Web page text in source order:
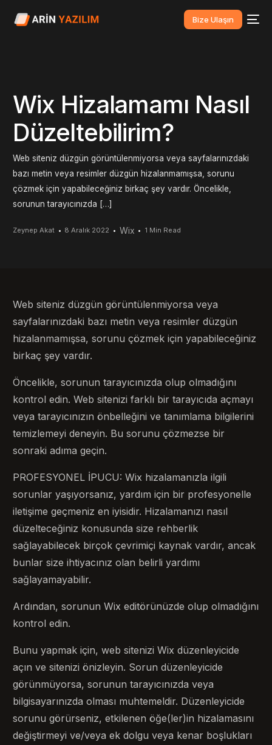
Bize Ulaşın
Wix Hizalamamı Nasıl
Düzeltebilirim?
Web siteniz düzgün görüntülenmiyorsa veya sayfalarınızdaki
bazı metin veya resimler düzgün hizalanmamışsa, sorunu
çözmek için yapabileceğiniz birkaç şey vardır. Öncelikle,
sorunun tarayıcınızda […]
Zeynep Akat 8 Aralık 2022 Wix 1 Min Read
Web siteniz düzgün görüntülenmiyorsa veya
sayfalarınızdaki bazı metin veya resimler düzgün
hizalanmamışsa, sorunu çözmek için yapabileceğiniz
birkaç şey vardır.
Öncelikle, sorunun tarayıcınızda olup olmadığını
kontrol edin. Web sitenizi farklı bir tarayıcıda açmayı
veya tarayıcınızın önbelleğini ve tanımlama bilgilerini
temizlemeyi deneyin. Bu sorunu çözmezse bir
sonraki adıma geçin.
PROFESYONEL İPUCU: Wix hizalamanızla ilgili
sorunlar yaşıyorsanız, yardım için bir profesyonelle
iletişime geçmeniz en iyisidir. Hizalamanızı nasıl
düzelteceğiniz konusunda size rehberlik
sağlayabilecek birçok çevrimiçi kaynak vardır, ancak
bunlar size ihtiyacınız olan belirli yardımı
sağlayamayabilir.
Ardından, sorunun Wix editörünüzde olup olmadığını
kontrol edin.
Bunu yapmak için, web sitenizi Wix düzenleyicide
açın ve sitenizi önizleyin. Sorun düzenleyicide
görünmüyorsa, sorunun tarayıcınızda veya
bilgisayarınızda olması muhtemeldir. Düzenleyicide
sorunu görürseniz, etkilenen öğe(ler)in hizalamasını
değiştirmeyi ve/veya ek dolgu veya kenar boşlukları